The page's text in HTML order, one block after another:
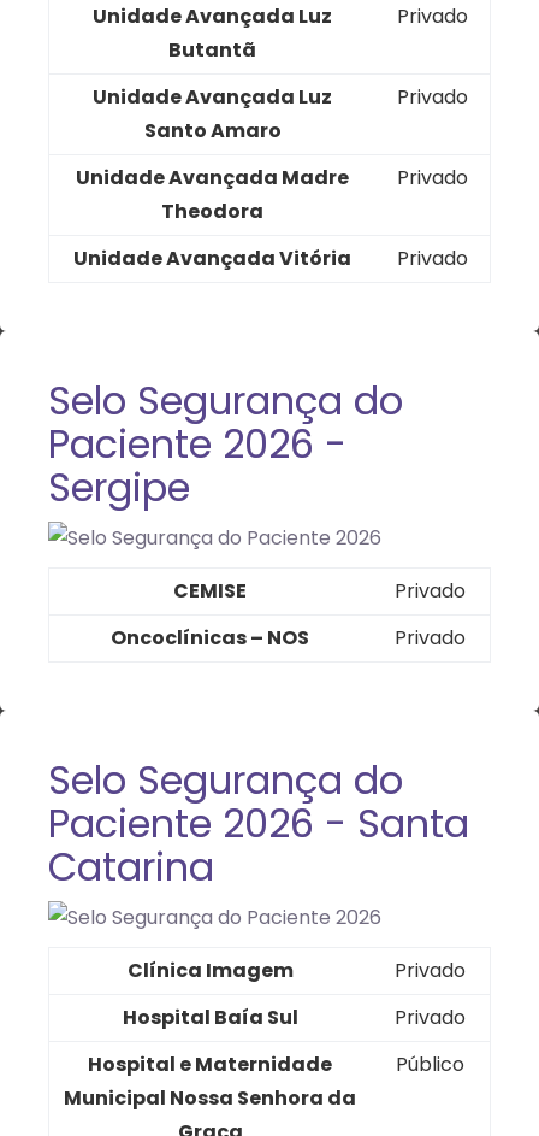
Unidade Avançada Luz
Butantã
Privado
Unidade Avançada Luz
Santo Amaro
Privado
Unidade Avançada Madre
Theodora
Privado
Unidade Avançada Vitória Privado
Selo Segurança do
Paciente 2026 -
Sergipe
CEMISE
Privado
Oncoclínicas – NOS
Privado
Selo Segurança do
Paciente 2026 - Santa
Catarina
Clínica Imagem
Privado
Hospital Baía Sul
Privado
Hospital e Maternidade
Municipal Nossa Senhora da
Público